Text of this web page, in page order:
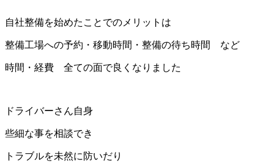
自社整備を始めたことでのメリットは
整備工場への予約・移動時間・整備の待ち時間 など
時間・経費 全ての面で良くなりました
ドライバーさん自身
些細な事を相談でき
トラブルを未然に防いだり